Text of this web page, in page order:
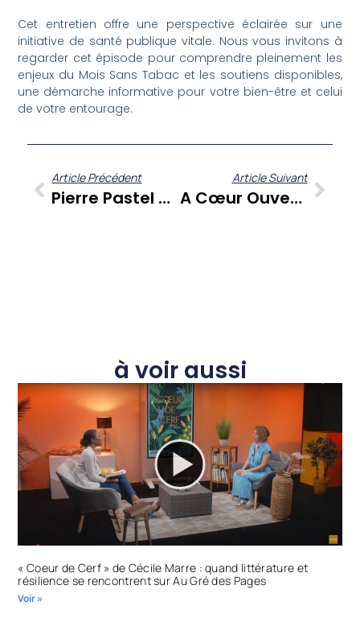
Cet entretien offre une perspective éclairée sur une
initiative de santé publique vitale. Nous vous invitons à
regarder cet épisode pour comprendre pleinement les
enjeux du Mois Sans Tabac et les soutiens disponibles,
une démarche informative pour votre bien-être et celui
de votre entourage.
Article Précédent
Pierre Pastel Décrypte Les Fêlures Profondes Des Sociétés Antillo-Guyanaises Dans « Sé Zafè Nou »
Article Suivant
A Cœur Ouvert : Joachim Des Ormeaux, L’artiste Aux Multiples Talents, Se Livre
à voir aussi
« Coeur de Cerf » de Cécile Marre : quand littérature et
résilience se rencontrent sur Au Gré des Pages
Voir »